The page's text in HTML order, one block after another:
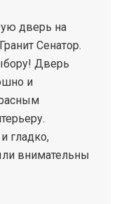
дверь на
Сенатор.
Дверь
и
гладко,
внимательны